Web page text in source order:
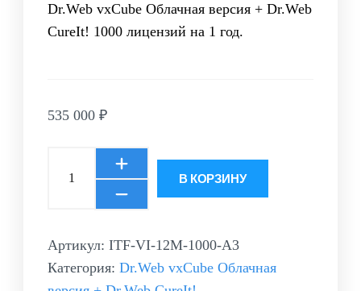
Dr.Web vxCube Облачная версия + Dr.Web
CureIt! 1000 лицензий на 1 год.
535 000 ₽
В КОРЗИНУ
Артикул: ITF-VI-12M-1000-A3
Категория: Dr.Web vxCube Облачная